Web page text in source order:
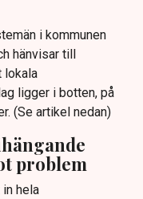
i kommunen
hänvisar till
lokala
ligger i botten, på
(Se artikel nedan)
problem
in hela